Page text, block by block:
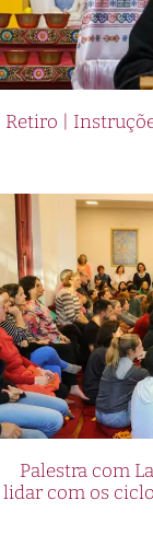
Retiro |
Palestra com
lidar com os